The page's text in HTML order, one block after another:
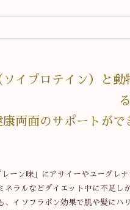
イプロテイン）と
康両面のサポートが
レーン味」にアサイーやユーグレ
ネラルなどダイエット中に不足し
、イソフラボン効果で肌や髪にハ